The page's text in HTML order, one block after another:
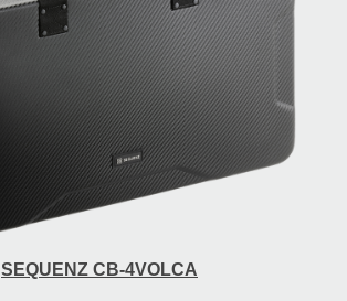
SEQUENZ CB-4VOLCA